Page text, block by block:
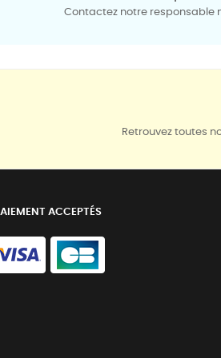
Contactez notre responsable
Retrouvez toutes
ACCEPTÉS